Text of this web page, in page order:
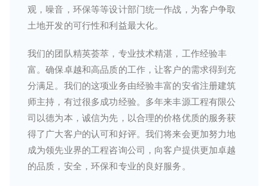
观，噪音，环保等等设计部门统一作战，为客户争取
土地开发的可行性和利益最大化。
我们的团队精英荟萃，专业技术精湛，工作经验丰
富。确保卓越和高品质的工作，让客户的需求得到充
分满足。我们的这项业务由经验丰富的安省注册建筑
师主持，有过很多成功经验。多年来丰源工程有限公
司以德为本，诚信为先，以合理的价格优质的服务获
得了广大客户的认可和好评。我们将来会更加努力地
成为领先业界的工程咨询公司，向客户提供更加卓越
的品质，安全，环保和专业的良好服务。